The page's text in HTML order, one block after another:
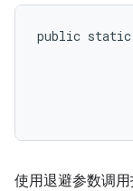
public static
使用退避参数调用